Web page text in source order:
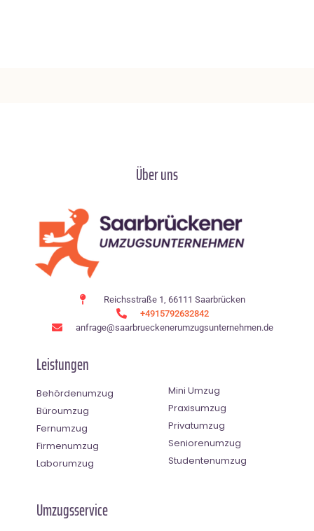
Über uns
Reichsstraße 1, 66111 Saarbrücken
+4915792632842
anfrage@saarbrueckenerumzugsunternehmen.de
Leistungen
Behördenumzug
Büroumzug
Fernumzug
Firmenumzug
Laborumzug
Mini Umzug
Praxisumzug
Privatumzug
Seniorenumzug
Studentenumzug
Umzugsservice